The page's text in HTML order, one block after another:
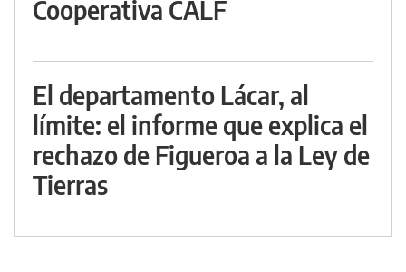
Cooperativa CALF
El departamento Lácar, al
límite: el informe que explica el
rechazo de Figueroa a la Ley de
Tierras